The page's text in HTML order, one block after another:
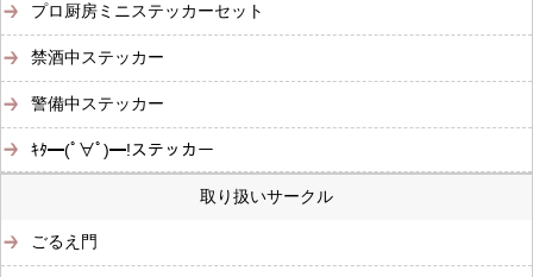
プロ厨房ミニステッカーセット
禁酒中ステッカー
警備中ステッカー
ｷﾀ━(ﾟ∀ﾟ)━!ステッカー
取り扱いサークル
ごるえ門